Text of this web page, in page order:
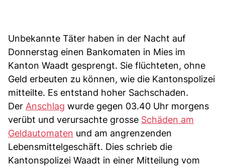
Unbekannte Täter haben in der Nacht auf
Donnerstag einen Bankomaten in Mies im
Kanton Waadt gesprengt. Sie flüchteten, ohne
Geld erbeuten zu können, wie die Kantonspolizei
mitteilte. Es entstand hoher Sachschaden.
Der Anschlag wurde gegen 03.40 Uhr morgens
verübt und verursachte grosse Schäden am
Geldautomaten und am angrenzenden
Lebensmittelgeschäft. Dies schrieb die
Kantonspolizei Waadt in einer Mitteilung vom